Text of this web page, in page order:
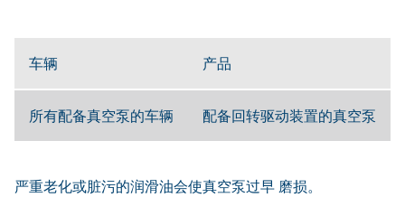
车辆 产品
所有配备真空泵的车辆 配备回转驱动装置的真空泵
严重老化或脏污的润滑油会使真空泵过早 磨损。